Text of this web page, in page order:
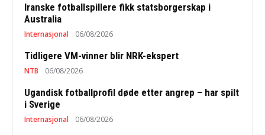
Iranske fotballspillere fikk statsborgerskap i
Australia
Internasjonal 06/08/2026
Tidligere VM-vinner blir NRK-ekspert
NTB 06/08/2026
Ugandisk fotballprofil døde etter angrep – har spilt
i Sverige
Internasjonal 06/08/2026